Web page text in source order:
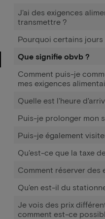
J'ai des exigences
transmettre ?
Pourquoi certains
Que signifie obvb ?
Comment puis-je
mes exigences
Quelle est l'heure
Puis-je prolonger mon
Puis-je également
Qu'est-ce que la taxe
Comment réserver des
Qu'en est-il du
Je vois des prix
comment est-ce